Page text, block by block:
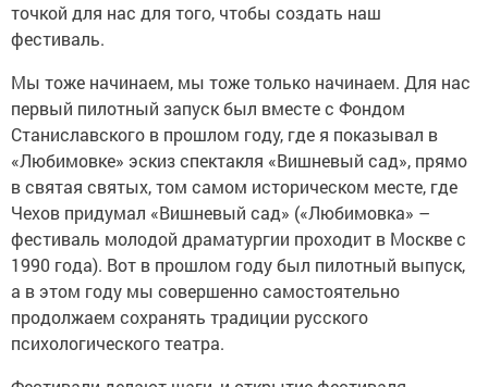
точкой для нас для того, чтобы создать наш
фестиваль.
Мы тоже начинаем, мы тоже только начинаем. Для нас
первый пилотный запуск был вместе с Фондом
Станиславского в прошлом году, где я показывал в
«Любимовке» эскиз спектакля «Вишневый сад», прямо
в святая святых, том самом историческом месте, где
Чехов придумал «Вишневый сад» («Любимовка» –
фестиваль молодой драматургии проходит в Москве с
1990 года). Вот в прошлом году был пилотный выпуск,
а в этом году мы совершенно самостоятельно
продолжаем сохранять традиции русского
психологического театра.